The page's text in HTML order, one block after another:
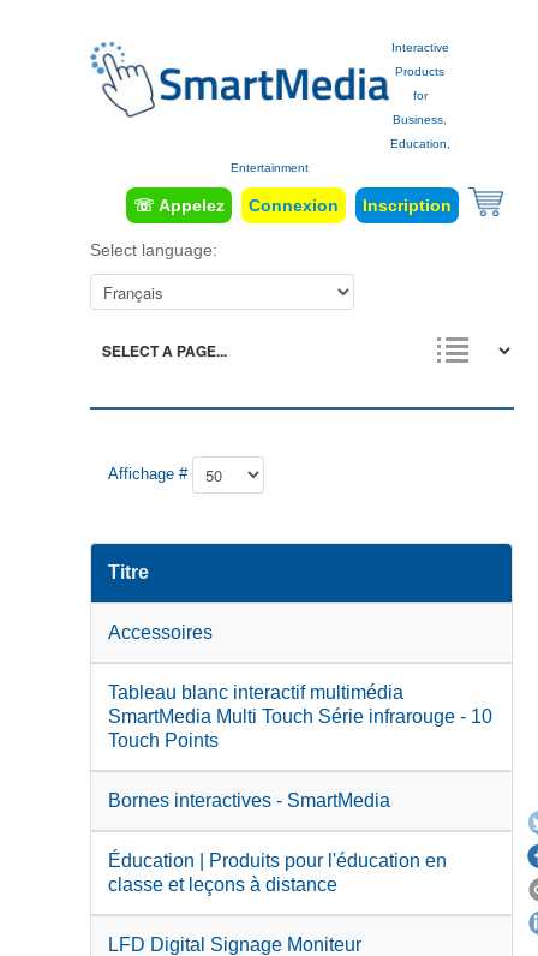
Interactive
Products
for
Business,
Education,
Entertainment
☏ Appelez Connexion Inscription
Select language:
Affichage #
Titre
Accessoires
Tableau blanc interactif multimédia
SmartMedia Multi Touch Série infrarouge - 10
Touch Points
Bornes interactives - SmartMedia
Éducation | Produits pour l'éducation en
classe et leçons à distance
LFD Digital Signage Moniteur